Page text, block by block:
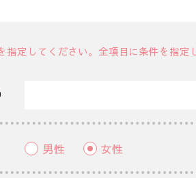
指定してください。全項目に条件を指定
男性 女性